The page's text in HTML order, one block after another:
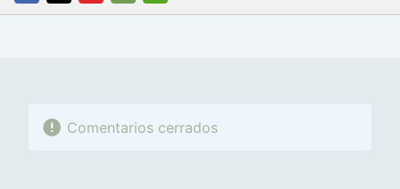
FACEBOOK
TWITTERFLIPBOARD
E-
WHATSAPP
Comentarios cerrados